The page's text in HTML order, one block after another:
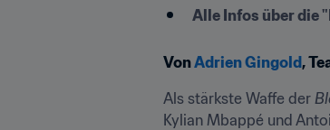
Alle Infos über die
Von Adrien Gingold,
Als stärkste Waffe der
Kylian Mbappé und